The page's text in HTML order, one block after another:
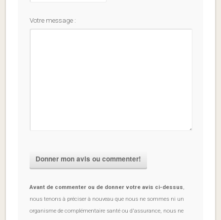
Votre message :
Avant de commenter ou de donner votre avis ci-dessus,
nous tenons à préciser à nouveau que nous ne sommes ni un
organisme de complémentaire santé ou d'assurance, nous ne